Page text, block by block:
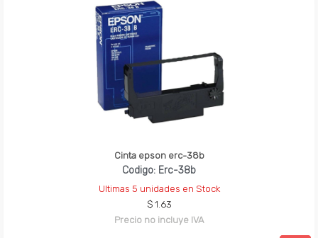
Cinta epson erc-38b
Codigo: Erc-38b
Ultimas 5 unidades en Stock
$ 1.63
Precio no incluye IVA